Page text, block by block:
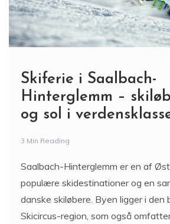
Skiferie i Saalbach-
Hinterglemm –
og sol i
3 Min Reading
Saalbach-Hinterglemm er en af
populære skidestinationer og en
danske skiløbere. Byen ligger i den
Skicircus-region, som også